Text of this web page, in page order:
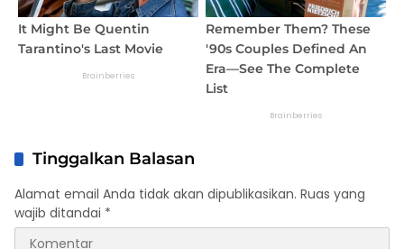
Tinggalkan Balasan
Alamat email Anda tidak akan dipublikasikan. Ruas yang
wajib ditandai *